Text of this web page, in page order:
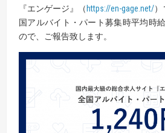
『エンゲージ』（https://en-gage.net/
国アルバイト・パート募集時平均時
ので、ご報告致します。